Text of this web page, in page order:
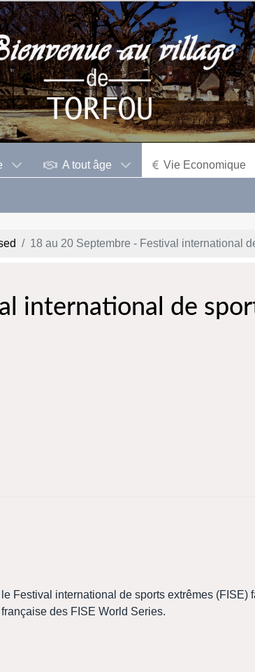
A tout âge Vie Economique
18 au 20 Septembre - Festival international
international de
Festival international de sports extrêmes (FISE)
des FISE World Series.